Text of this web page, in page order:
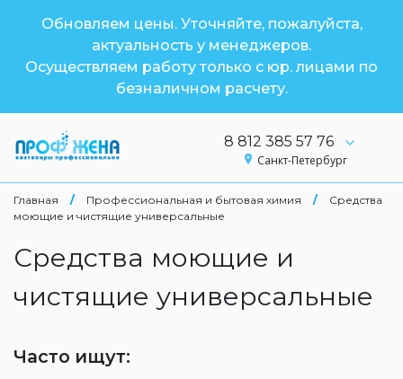
Обновляем цены. Уточняйте, пожалуйста,
актуальность у менеджеров.
Осуществляем работу только с юр. лицами по
безналичном расчету.
8 812 385 57 76
Санкт-Петербург
Главная / Профессиональная и бытовая химия /
Средства
моющие и чистящие универсальные
Средства моющие и
чистящие универсальные
Часто ищут: